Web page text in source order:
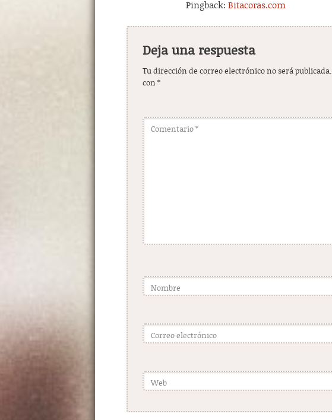
Pingback:Bitacoras.com
Deja una respuesta
Tu dirección de correo electrónico no será publicada.
con *
Comentario *
Nombre
Correo electrónico
Web